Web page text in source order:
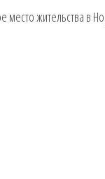
место жительства в